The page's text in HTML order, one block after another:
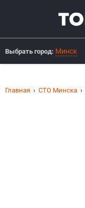
Выбрать город: Минск
Главная СТО Минска